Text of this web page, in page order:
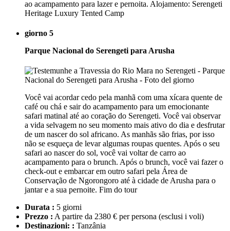
ao acampamento para lazer e pernoita. Alojamento: Serengeti
Heritage Luxury Tented Camp
giorno 5
Parque Nacional do Serengeti para Arusha
Você vai acordar cedo pela manhã com uma xícara quente de
café ou chá e sair do acampamento para um emocionante
safari matinal até ao coração do Serengeti. Você vai observar
a vida selvagem no seu momento mais ativo do dia e desfrutar
de um nascer do sol africano. As manhãs são frias, por isso
não se esqueça de levar algumas roupas quentes. Após o seu
safari ao nascer do sol, você vai voltar de carro ao
acampamento para o brunch. Após o brunch, você vai fazer o
check-out e embarcar em outro safari pela Área de
Conservação de Ngorongoro até à cidade de Arusha para o
jantar e a sua pernoite. Fim do tour
Durata : 5 giorni
Prezzo : A partire da 2380 € per persona (esclusi i voli)
Destinazioni: : Tanzânia